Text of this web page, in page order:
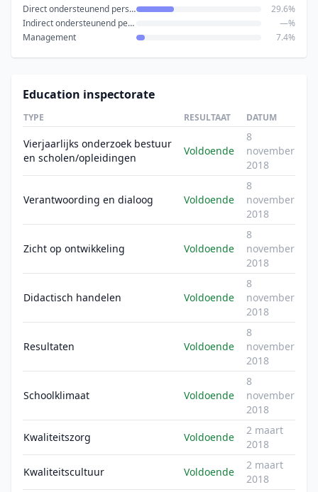
Direct ondersteunend personeel
29.6%
Indirect ondersteunend personeel
—%
Management
7.4%
Education inspectorate
TYPE RESULTAAT DATUM
Vierjaarlijks onderzoek bestuur
en scholen/opleidingen
Voldoende
8
november
2018
Verantwoording en dialoog Voldoende
8
november
2018
Zicht op ontwikkeling Voldoende
8
november
2018
Didactisch handelen Voldoende
8
november
2018
Resultaten Voldoende
8
november
2018
Schoolklimaat Voldoende
8
november
2018
Kwaliteitszorg Voldoende
2 maart
2018
Kwaliteitscultuur Voldoende
2 maart
2018